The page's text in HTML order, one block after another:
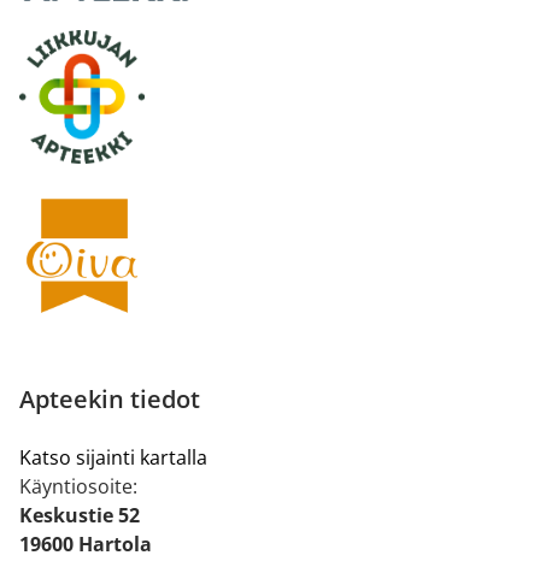
Apteekin tiedot
Katso sijainti kartalla
Käyntiosoite:
Keskustie 52
19600 Hartola